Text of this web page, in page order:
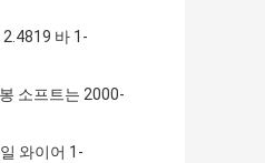
바 1-
소프트는 2000-
와이어 1-